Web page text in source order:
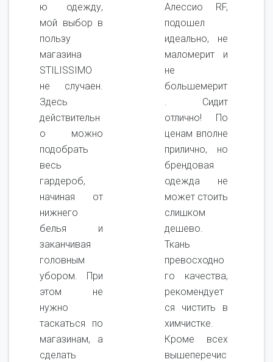
ю одежду,
мой выбор в
пользу
магазина
STILISSIMO
не случаен.
Здесь
действительн
о можно
подобрать
весь
гардероб,
начиная от
нижнего
белья и
заканчивая
головным
убором. При
этом не
нужно
таскаться по
магазинам, а
сделать
Алессио RF,
подошел
идеально, не
маломерит и
не
большемерит
. Сидит
отлично! По
ценам вполне
прилично, но
брендовая
одежда не
может стоить
слишком
дешево.
Ткань
превосходно
го качества,
рекомендует
ся чистить в
химчистке.
Кроме всех
вышеперечис